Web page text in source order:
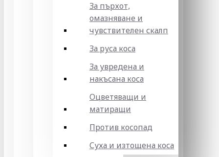
За пърхот,
омазняване и
чувствителен скалп
За руса коса
За увредена и
накъсана коса
Оцветяващи и
матиращи
Против косопад
Суха и изтощена коса